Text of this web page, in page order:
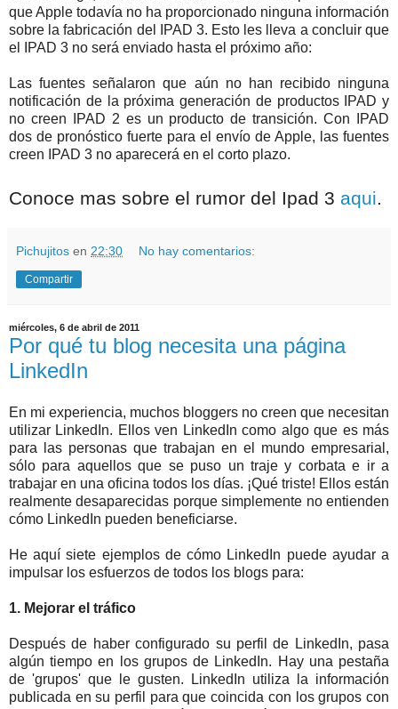
que Apple todavía no ha proporcionado ninguna información
sobre la fabricación del IPAD 3. Esto les lleva a concluir que
el IPAD 3 no será enviado hasta el próximo año:
Las fuentes señalaron que aún no han recibido ninguna
notificación de la próxima generación de productos IPAD y
no creen IPAD 2 es un producto de transición. Con IPAD
dos de pronóstico fuerte para el envío de Apple, las fuentes
creen IPAD 3 no aparecerá en el corto plazo.
Conoce mas sobre el rumor del Ipad 3 aqui
Pichujitos en 22:30 No hay comentarios:
Compartir
miércoles, 6 de abril de 2011
Por qué tu blog necesita una página
LinkedIn
En mi experiencia, muchos bloggers no creen que necesitan
utilizar LinkedIn. Ellos ven LinkedIn como algo que es más
para las personas que trabajan en el mundo empresarial,
sólo para aquellos que se puso un traje y corbata e ir a
trabajar en una oficina todos los días. ¡Qué triste! Ellos están
realmente desaparecidas porque simplemente no entienden
cómo LinkedIn pueden beneficiarse.
He aquí siete ejemplos de cómo LinkedIn puede ayudar a
impulsar los esfuerzos de todos los blogs para:
1. Mejorar el tráfico
Después de haber configurado su perfil de LinkedIn, pasa
algún tiempo en los grupos de LinkedIn. Hay una pestaña
de 'grupos' que le gusten. LinkedIn utiliza la información
publicada en su perfil para que coincida con los grupos con